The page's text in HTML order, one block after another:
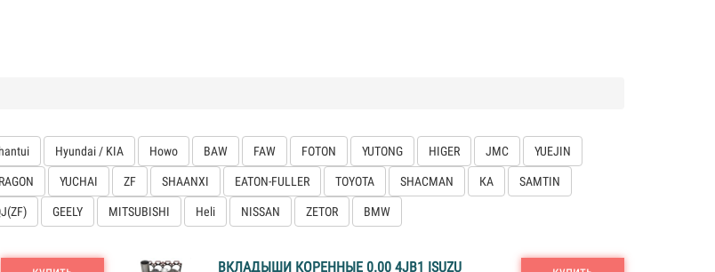
Hyundai / KIA Howo BAW FAW FOTON YUTONG HIGER JMC YUEJIN
YUCHAI ZF SHAANXI EATON-FULLER TOYOTA SHACMAN КА SAMTIN
GEELY MITSUBISHI Heli NISSAN ZETOR BMW
ВКЛАДЫШИ КОРЕННЫЕ 0.00 4JB1 ISUZU